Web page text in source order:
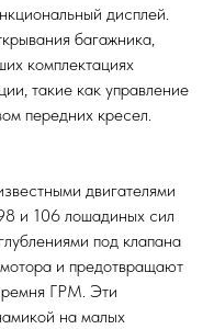
дисплей.
багажника,
комплектациях
такие как управление
передних кресел.
двигателями
и 106 лошадиных сил
под клапана
и предотвращают
ремня ГРМ. Эти
на малых